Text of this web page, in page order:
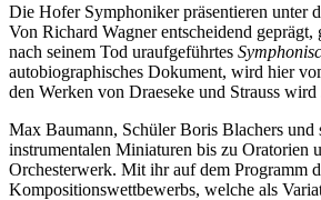
Die Hofer Symphoniker präsentieren unter
Von Richard Wagner entscheidend
nach seinem Tod uraufgeführtes
autobiographisches Dokument, wird hier
den Werken von Draeseke und Strauss
Max Baumann, Schüler Boris Blachers
instrumentalen Miniaturen bis zu Oratorien
Orchesterwerk. Mit ihr auf dem Programm
Kompositionswettbewerbs, welche als